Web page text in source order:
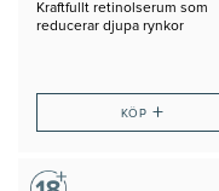
Kraftfullt retinolserum som
reducerar djupa rynkor
KÖP+